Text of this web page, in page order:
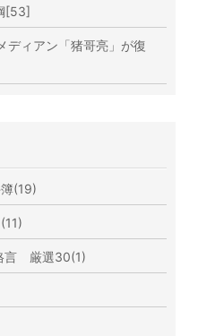
[53]
ィアン「猪哥亮」が復
(19)
言 厳選30(1)